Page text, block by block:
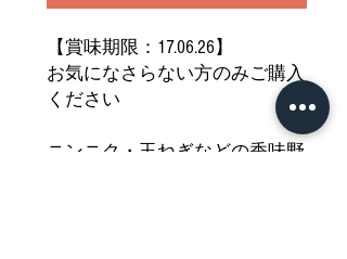
【賞味期限：17.06.26】
お気になさらない方のみご購入
ください
ニンニク・玉ねぎなどの香味野